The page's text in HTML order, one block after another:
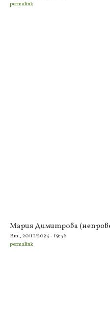
permalink
Мария Димитрова
Вт., 20/11/2025 - 19:36
permalink